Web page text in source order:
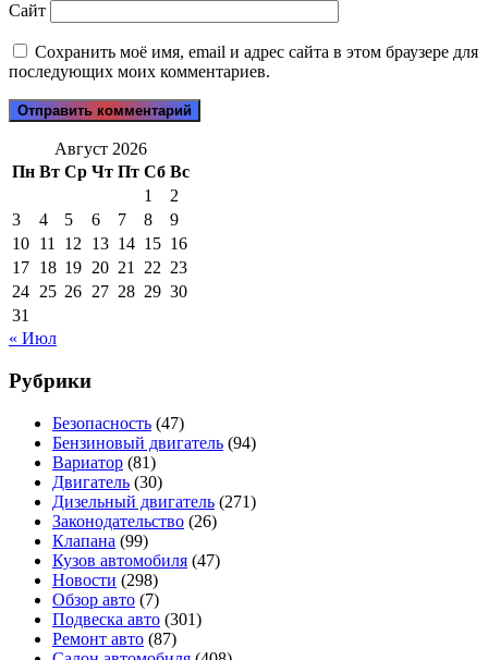
Сайт
Сохранить моё имя, email и адрес сайта в этом браузере для
последующих моих комментариев.
Август 2026
Пн Вт Ср Чт Пт Сб Вс
1
2
3
4 5 6 7 8
9
10 11 12 13 14 15 16
17 18 19 20 21 22 23
24 25 26 27 28 29 30
31
« Июл
Рубрики
Безопасность (47)
Бензиновый двигатель (94)
Вариатор (81)
Двигатель (30)
Дизельный двигатель (271)
Законодательство (26)
Клапана (99)
Кузов автомобиля (47)
Новости (298)
Обзор авто (7)
Подвеска авто (301)
Ремонт авто (87)